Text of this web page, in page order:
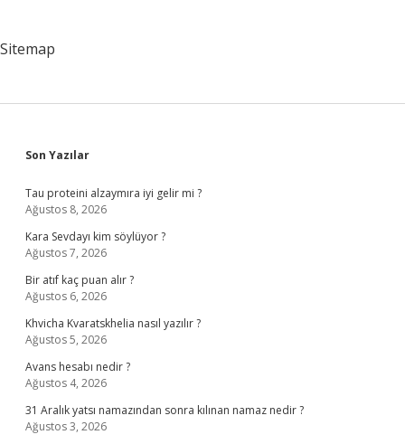
Sitemap
Sidebar
Son Yazılar
Tau proteini alzaymıra iyi gelir mi ?
Ağustos 8, 2026
Kara Sevdayı kim söylüyor ?
Ağustos 7, 2026
Bir atıf kaç puan alır ?
Ağustos 6, 2026
Khvicha Kvaratskhelia nasıl yazılır ?
Ağustos 5, 2026
Avans hesabı nedir ?
Ağustos 4, 2026
31 Aralık yatsı namazından sonra kılınan namaz nedir ?
Ağustos 3, 2026